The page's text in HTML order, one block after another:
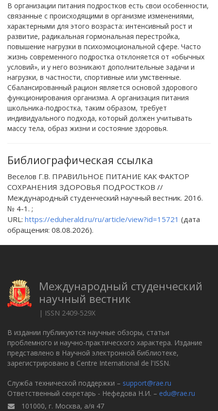
В организации питания подростков есть свои особенности,
связанные с происходящими в организме изменениями,
характерными для этого возраста: интенсивный рост и
развитие, радикальная гормональная перестройка,
повышение нагрузки в психоэмоциональной сфере. Часто
жизнь современного подростка отклоняется от «обычных
условий», и у него возникают дополнительные задачи и
нагрузки, в частности, спортивные или умственные.
Сбалансированный рацион является основой здорового
функционирования организма. А организация питания
школьника-подростка, таким образом, требует
индивидуального подхода, который должен учитывать
массу тела, образ жизни и состояние здоровья.
Библиографическая ссылка
Веселов Г.В. ПРАВИЛЬНОЕ ПИТАНИЕ КАК ФАКТОР
СОХРАНЕНИЯ ЗДОРОВЬЯ ПОДРОСТКОВ //
Международный студенческий научный вестник. 2016.
№ 4-1. ;
URL: https://eduherald.ru/ru/article/view?id=15721 (дата
обращения: 08.08.2026).
Международный студенческий
научный вестник
| ISSN 2409-529X
В издании публикуются научные обзоры, статьи
проблемного и научно-практического характера. Издание
представлено в Научной электронной библиотеке,
зарегистрировано в Centre International de l'ISSN.
Служба технической поддержки – support@rae.ru
Ответственный секретарь - Нефедова Н.И. – edu@rae.ru
101000, г. Москва, а/я 47